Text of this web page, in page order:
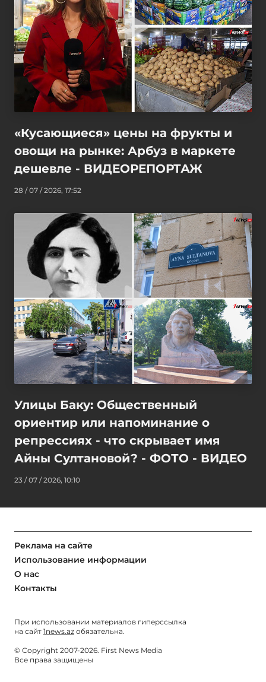
«Кусающиеся» цены на фрукты и
овощи на рынке: Арбуз в маркете
дешевле - ВИДЕОРЕПОРТАЖ
28 / 07 / 2026, 17:52
Улицы Баку: Общественный
ориентир или напоминание о
репрессиях - что скрывает имя
Айны Султановой? - ФОТО - ВИДЕО
23 / 07 / 2026, 10:10
Реклама на сайте
Использование информации
О нас
Контакты
При использовании материалов гиперссылка
на сайт 1news.az обязательна.
© Copyright 2007-2026. First News Media
Все права защищены